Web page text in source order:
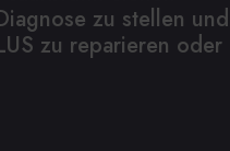
zu stellen und
zu reparieren oder